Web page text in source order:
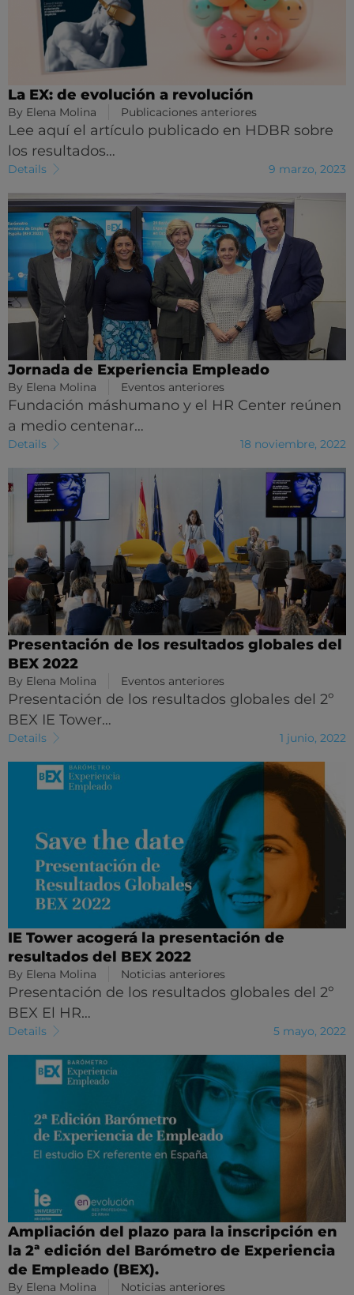
La EX: de evolución a revolución
By Elena Molina Publicaciones anteriores
Lee aquí el artículo publicado en HDBR sobre
los resultados…
Details 9 marzo, 2023
Jornada de Experiencia Empleado
By Elena Molina Eventos anteriores
Fundación máshumano y el HR Center reúnen
a medio centenar…
Details 18 noviembre, 2022
Presentación de los resultados globales del
BEX 2022
By Elena Molina Eventos anteriores
Presentación de los resultados globales del 2º
BEX IE Tower…
Details 1 junio, 2022
IE Tower acogerá la presentación de
resultados del BEX 2022
By Elena Molina Noticias anteriores
Presentación de los resultados globales del 2º
BEX El HR…
Details 5 mayo, 2022
Ampliación del plazo para la inscripción en
la 2ª edición del Barómetro de Experiencia
de Empleado (BEX).
By Elena Molina Noticias anteriores